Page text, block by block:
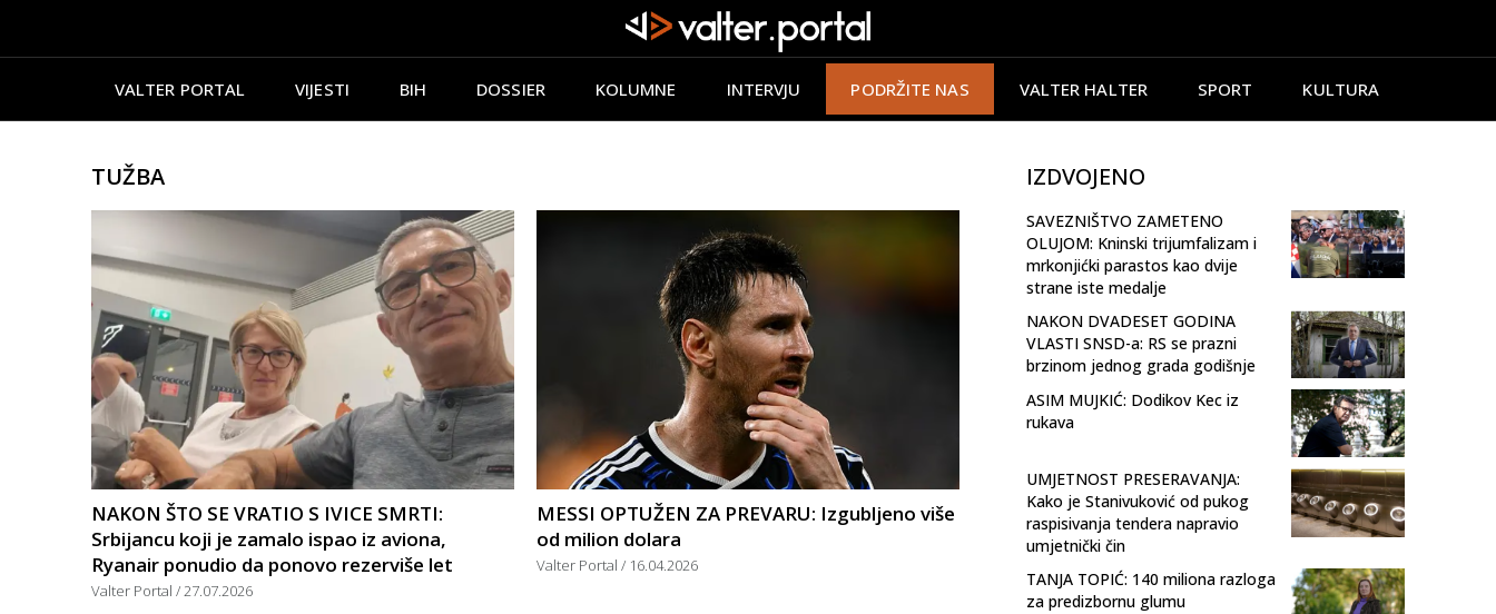
VALTER PORTAL VIJESTI BIH DOSSIER KOLUMNE INTERVJU PODRŽITE NAS VALTER HALTER SPORT KULTURA
TUŽBA
NAKON ŠTO SE VRATIO S IVICE SMRTI:
Srbijancu koji je zamalo ispao iz aviona,
Ryanair ponudio da ponovo rezerviše let
Valter Portal 27.07.2026
MESSI OPTUŽEN ZA PREVARU: Izgubljeno više
od milion dolara
Valter Portal 16.04.2026
IZDVOJENO
SAVEZNIŠTVO ZAMETENO
OLUJOM: Kninski trijumfalizam i
mrkonjićki parastos kao dvije
strane iste medalje
NAKON DVADESET GODINA
VLASTI SNSD-a: RS se prazni
brzinom jednog grada godišnje
ASIM MUJKIĆ: Dodikov Kec iz
rukava
UMJETNOST PRESERAVANJA:
Kako je Stanivuković od pukog
raspisivanja tendera napravio
umjetnički čin
TANJA TOPIĆ: 140 miliona razloga
za predizbornu glumu